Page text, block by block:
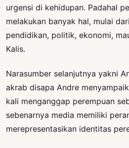
urgensi di kehidupan. Padahal
melakukan banyak hal, mulai
pendidikan, politik, ekonomi,
Kalis.
Narasumber selanjutnya yakni
akrab disapa Andre
kali menganggap perempuan
sebenarnya media memiliki
merepresentasikan identitas